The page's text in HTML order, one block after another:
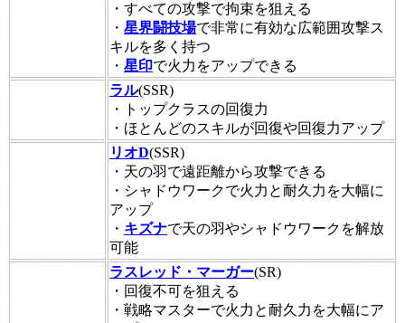
・すべての攻撃で拘束を狙える
・ 星界闘技場で非常に有効な広範囲攻撃ス
キルを多く持つ
・ 星印で火力をアップできる
ラル(SSR)
・トップクラスの回復力
・ほとんどのスキルが回復や回復力アップ
リオD(SSR)
・天の羽で遠距離から攻撃できる
・シャドウワークで火力と耐久力を大幅に
アップ
・ キズナで天の羽やシャドウワークを解放
可能
ラスレッド・マーガー(SR)
・回復不可を狙える
・戦略マスターで火力と耐久力を大幅にア